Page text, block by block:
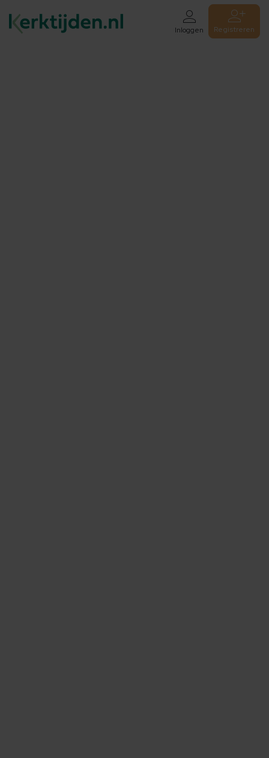
Inloggen Registreren